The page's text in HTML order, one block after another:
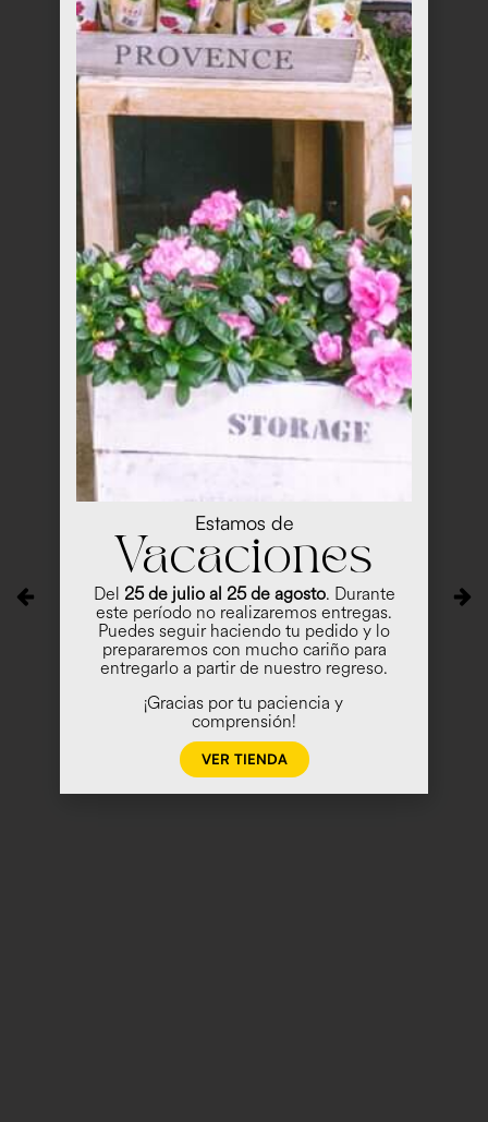
Estamos de
Vacaciones
Del 25 de julio al 25 de agosto. Durante
este período no realizaremos entregas.
Puedes seguir haciendo tu pedido y lo
prepararemos con mucho cariño para
entregarlo a partir de nuestro regreso.
¡Gracias por tu paciencia y
comprensión!
VER TIENDA